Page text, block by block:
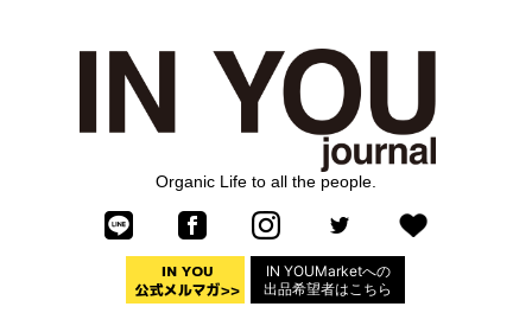
Organic Life to all the people.
IN YOUMarketへの
出品希望者はこちら